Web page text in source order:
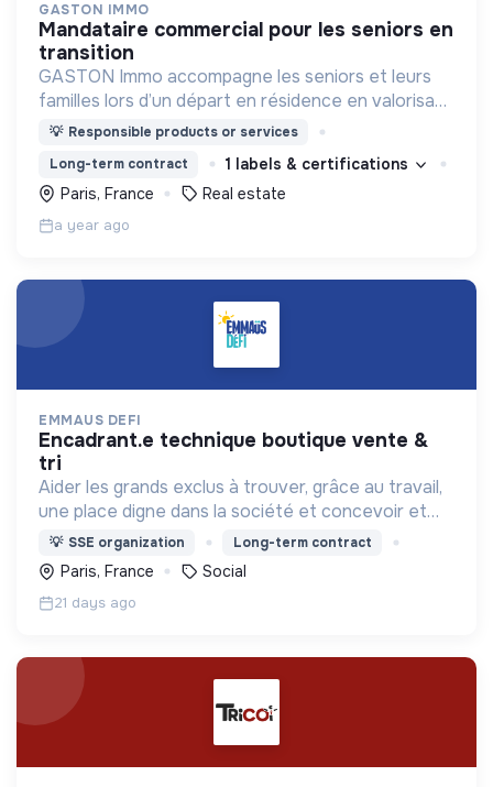
GASTON IMMO
mandataire commercial pour les seniors en
transition
GASTON Immo accompagne les seniors et leurs
familles lors d’un départ en résidence en valorisant
le logement : vente ou location clé en main, sans
💡 Responsible products or services
Long-term contract
1 labels & certifications
Paris, France
Real estate
a year ago
EMMAUS DEFI
encadrant.e technique boutique vente &
tri
Aider les grands exclus à trouver, grâce au travail,
une place digne dans la société et concevoir et
déployer un ensemble d’actions cohérentes pour
lutter contre l’exclusion.
💡 SSE organization Long-term contract
Paris, France Social
21 days ago